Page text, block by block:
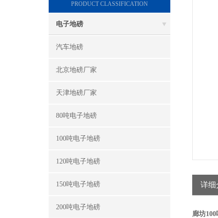
PRODUCT CLASSIFICATION
电子地磅
汽车地磅
北京地磅厂家
天津地磅厂家
80吨电子地磅
100吨电子地磅
120吨电子地磅
150吨电子地磅
200吨电子地磅
详细
廊坊